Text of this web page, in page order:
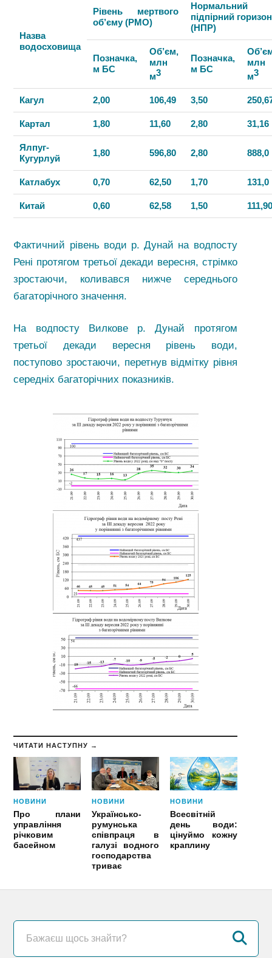
Назва
водосховища
Рівень мертвого
об’єму (РМО)
Нормальний
підпірний
(НПР)
Позначка,
м БС
Об’єм,
млн
м3
Позначка,
м БС
млн
м3
Кагул 2,00 106,49 3,50
Картал 1,80 11,60 2,80 31,16
Ялпуг-
Кугурлуй
1,80 596,80 2,80 888,0
Катлабух 0,70 62,50 1,70 131,0
Китай 0,60 62,58 1,50
Фактичний рівень води р. Дунай на водпосту
Рені протягом третьої декади вересня, стрімко
зростаючи, коливався нижче середнього
багаторічного значення.
На водпосту Вилкове р. Дунай протягом
третьої декади вересня рівень води,
поступово зростаючи, перетнув відмітку рівня
середніх багаторічних показників.
ЧИТАТИ НАСТУПНУ →
НОВИНИ
Про плани
управління
річковим
басейном
НОВИНИ
Українсько-
румунська
співпраця в
галузі водного
господарства
триває
НОВИНИ
Всесвітній
день води:
цінуймо кожну
краплину